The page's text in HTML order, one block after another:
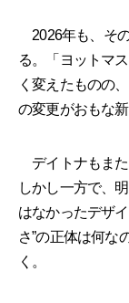
2026年も、そ
る。「ヨットマ
く変えたものの
の変更がおもな新
デイトナもまた
しかし一方で、
はなかったデザ
さ”の正体は何
く。